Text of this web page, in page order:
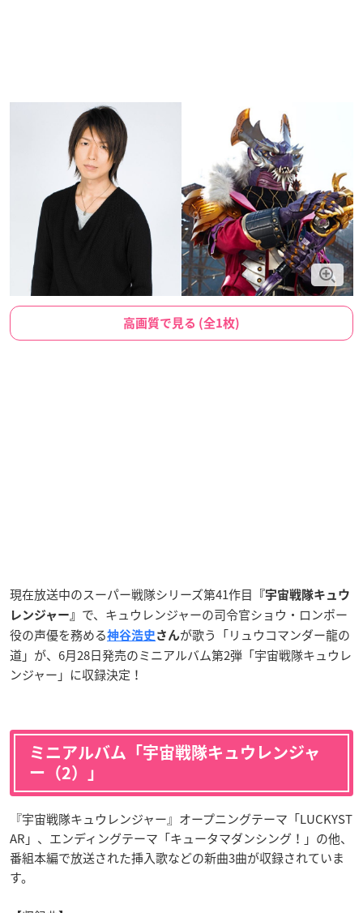
高画質で見る (全1枚)
現在放送中のスーパー戦隊シリーズ第41作目
『宇宙戦隊キュウ
レンジャー』 で、キュウレンジャーの司令官ショウ・ロンポー
役の声優を務める神谷浩史 さんが歌う「リュウコマンダー龍の
道」が、6月28日発売のミニアルバム第2弾「宇宙戦隊キュウレ
ンジャー」に収録決定！
ミニアルバム「宇宙戦隊キュウレンジャ
ー（2）」
『宇宙戦隊キュウレンジャー』 オープニングテーマ「LUCKYST
AR」、エンディングテーマ「キュータマダンシング！」の他、
番組本編で放送された挿入歌などの新曲3曲が収録されていま
す。